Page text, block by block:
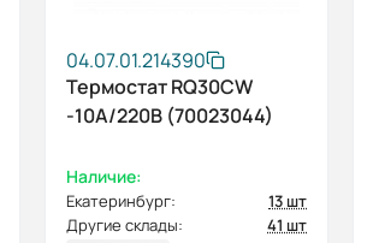
04.07.01.214390
Термостат RQ30CW
-10А/220В (70023044)
Наличие:
Екатеринбург:
13 шт
Другие склады:
41 шт